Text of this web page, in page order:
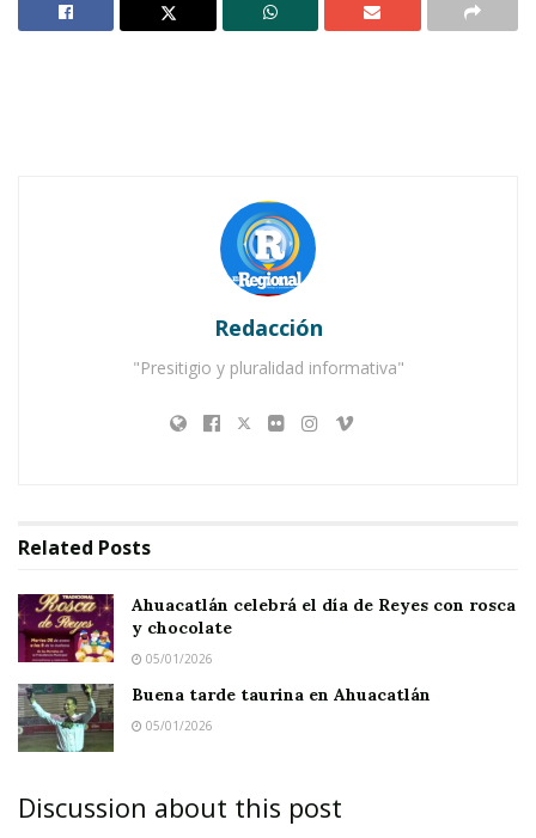
Ahuacatlán celebrá el día de Reyes con rosca y
Redacción
"Presitigio y pluralidad informativa"
Related Posts
Ahuacatlán celebrá el día de Reyes con rosca
y chocolate
05/01/2026
Buena tarde taurina en Ahuacatlán
05/01/2026
Discussion about this post